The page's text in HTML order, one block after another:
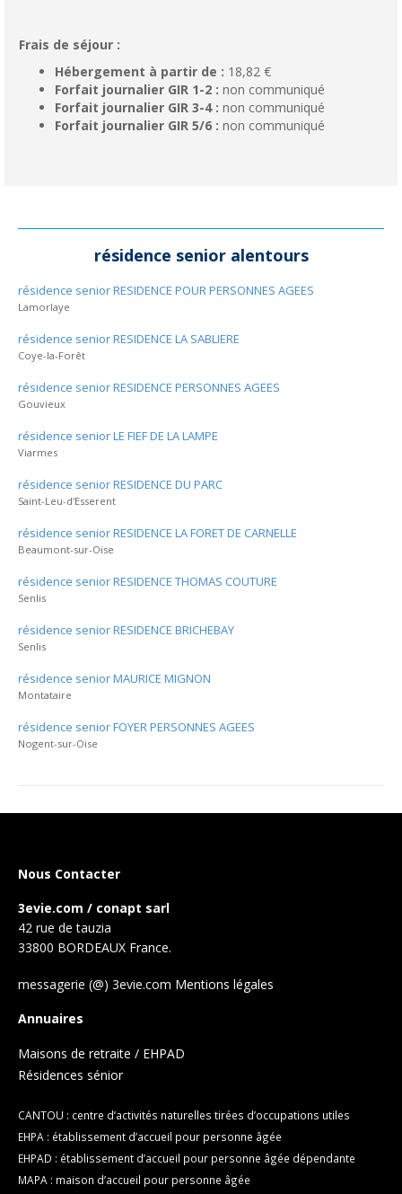
Frais de séjour :
Hébergement à partir de : 18,82 €
Forfait journalier GIR 1-2 : non communiqué
Forfait journalier GIR 3-4 : non communiqué
Forfait journalier GIR 5/6 : non communiqué
résidence senior alentours
résidence senior RESIDENCE POUR PERSONNES AGEES
Lamorlaye
résidence senior RESIDENCE LA SABLIERE
Coye-la-Forêt
résidence senior RESIDENCE PERSONNES AGEES
Gouvieux
résidence senior LE FIEF DE LA LAMPE
Viarmes
résidence senior RESIDENCE DU PARC
Saint-Leu-d'Esserent
résidence senior RESIDENCE LA FORET DE CARNELLE
Beaumont-sur-Oise
résidence senior RESIDENCE THOMAS COUTURE
Senlis
résidence senior RESIDENCE BRICHEBAY
Senlis
résidence senior MAURICE MIGNON
Montataire
résidence senior FOYER PERSONNES AGEES
Nogent-sur-Oise
Nous Contacter
3evie.com / conapt sarl
42 rue de tauzia
33800 BORDEAUX France.
messagerie (@) 3evie.com Mentions légales
Annuaires
Maisons de retraite / EHPAD
Résidences sénior
CANTOU : centre d’activités naturelles tirées d’occupations utiles
EHPA : établissement d’accueil pour personne âgée
EHPAD : établissement d’accueil pour personne âgée dépendante
MAPA : maison d’accueil pour personne âgée